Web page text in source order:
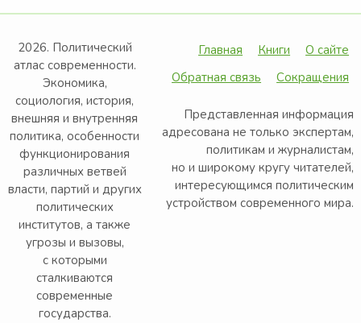
2026. Политический
атлас современности.
Экономика,
социология, история,
внешняя и внутренняя
политика, особенности
функционирования
различных ветвей
власти, партий и других
политических
институтов, а также
угрозы и вызовы,
с которыми
сталкиваются
современные
государства.
Главная Книги
О сайте
Обратная связь
Сокращения
Представленная информация
адресована не только экспертам,
политикам и журналистам,
но и широкому кругу читателей,
интересующимся политическим
устройством современного мира.